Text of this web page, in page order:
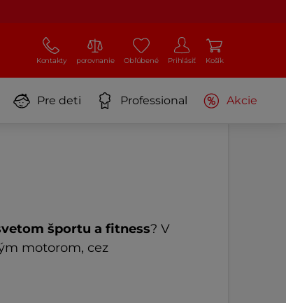
Kontakty porovnanie Obľúbené Prihlásiť Košík
Pre deti Professional Akcie
športu a fitness? V
motorom, cez